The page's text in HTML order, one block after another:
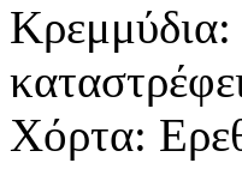
Κρεμμύδια:
Χόρτα: